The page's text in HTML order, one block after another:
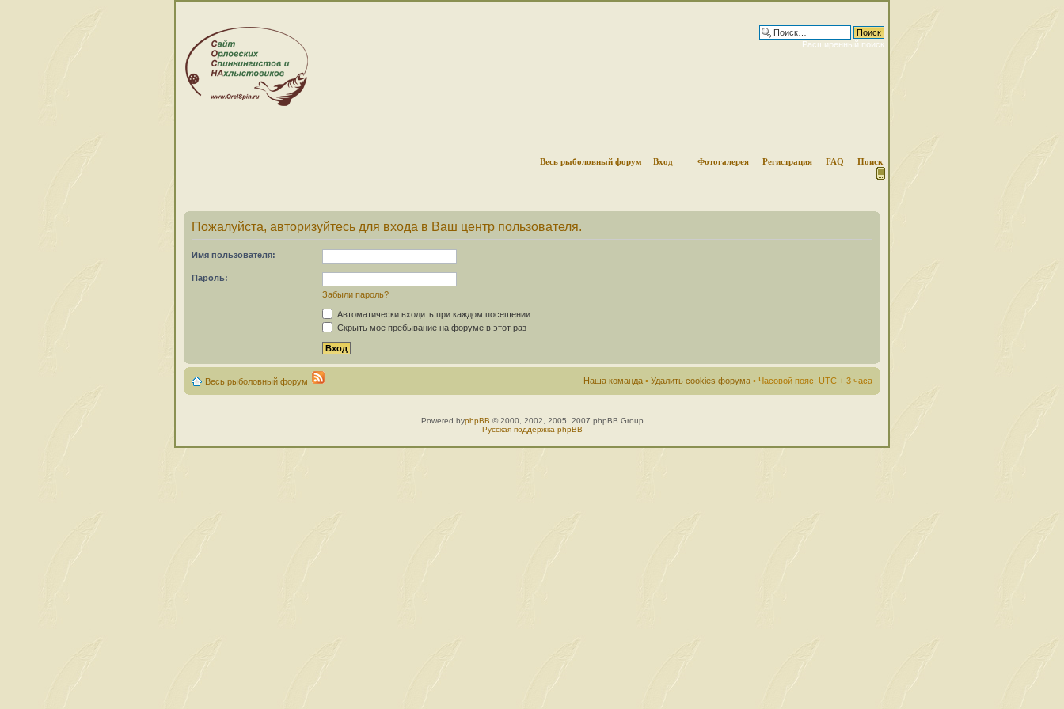
Расширенный поиск
Весь рыболовный форум Вход Фотогалерея Регистрация FAQ Поиск
Пожалуйста, авторизуйтесь для входа в Ваш центр пользователя.
Имя пользователя:
Пароль:
Забыли пароль?
Автоматически входить при каждом посещении
Скрыть мое пребывание на форуме в этот раз
Весь рыболовный форум Наша команда • Удалить cookies форума • Часовой пояс: UTC + 3 часа
Powered byphpBB © 2000, 2002, 2005, 2007 phpBB Group
Русская поддержка phpBB